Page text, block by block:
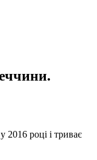
2016 році і триває